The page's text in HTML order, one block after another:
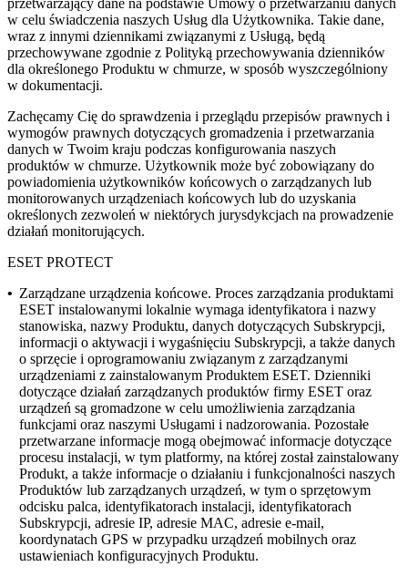
w celu świadczenia naszych Usług dla Użytkownika. Takie dane,
wraz z innymi dziennikami związanymi z Usługą, będą
przechowywane zgodnie z Polityką przechowywania dzienników
dla określonego Produktu w chmurze, w sposób wyszczególniony
w dokumentacji.
Zachęcamy Cię do sprawdzenia i przeglądu przepisów prawnych i
wymogów prawnych dotyczących gromadzenia i przetwarzania
danych w Twoim kraju podczas konfigurowania naszych
produktów w chmurze. Użytkownik może być zobowiązany do
powiadomienia użytkowników końcowych o zarządzanych lub
monitorowanych urządzeniach końcowych lub do uzyskania
określonych zezwoleń w niektórych jurysdykcjach na prowadzenie
działań monitorujących.
ESET PROTECT
• Zarządzane urządzenia końcowe. Proces zarządzania produktami
ESET instalowanymi lokalnie wymaga identyfikatora i nazwy
stanowiska, nazwy Produktu, danych dotyczących Subskrypcji,
informacji o aktywacji i wygaśnięciu Subskrypcji, a także danych
o sprzęcie i oprogramowaniu związanym z zarządzanymi
urządzeniami z zainstalowanym Produktem ESET. Dzienniki
dotyczące działań zarządzanych produktów firmy ESET oraz
urządzeń są gromadzone w celu umożliwienia zarządzania
funkcjami oraz naszymi Usługami i nadzorowania. Pozostałe
przetwarzane informacje mogą obejmować informacje dotyczące
procesu instalacji, w tym platformy, na której został zainstalowany
Produkt, a także informacje o działaniu i funkcjonalności naszych
Produktów lub zarządzanych urządzeń, w tym o sprzętowym
odcisku palca, identyfikatorach instalacji, identyfikatorach
Subskrypcji, adresie IP, adresie MAC, adresie e-mail,
koordynatach GPS w przypadku urządzeń mobilnych oraz
ustawieniach konfiguracyjnych Produktu.